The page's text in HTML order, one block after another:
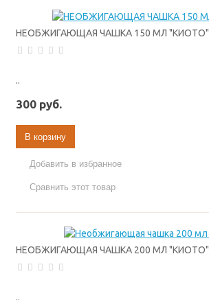
НЕОБЖИГАЮЩАЯ ЧАШКА 150 МЛ "КИОТО"
..
300 руб.
В корзину
Добавить в избранное
Сравнить этот товар
НЕОБЖИГАЮЩАЯ ЧАШКА 200 МЛ "КИОТО"
..